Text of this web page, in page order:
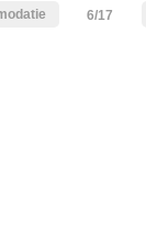
6/17